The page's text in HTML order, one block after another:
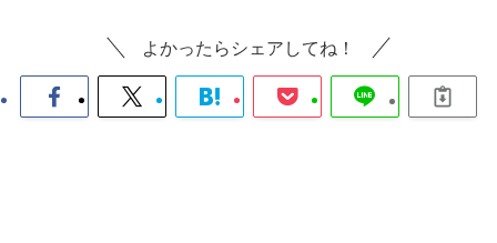
よかったらシェアしてね！